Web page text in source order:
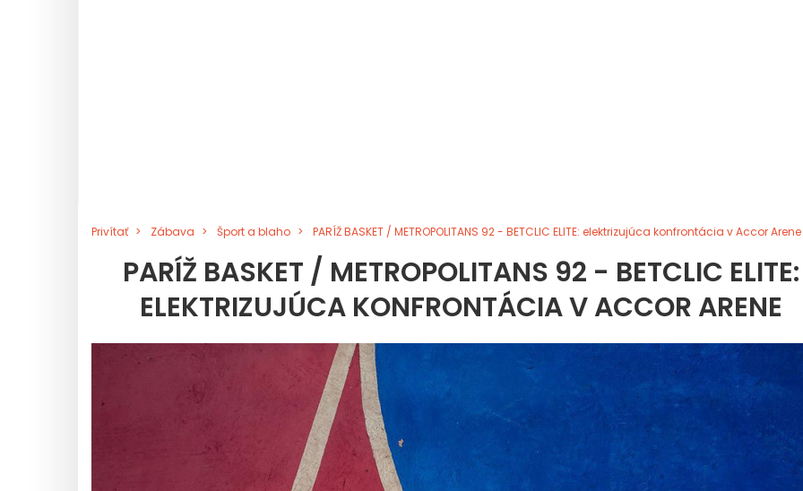
Privítať Zábava Šport a blaho PARÍŽ BASKET / METROPOLITANS 92 - BETCLIC ELITE: elektrizujúca konfrontácia v Accor Arene
PARÍŽ BASKET / METROPOLITANS 92 - BETCLIC ELITE:
ELEKTRIZUJÚCA KONFRONTÁCIA V ACCOR ARENE